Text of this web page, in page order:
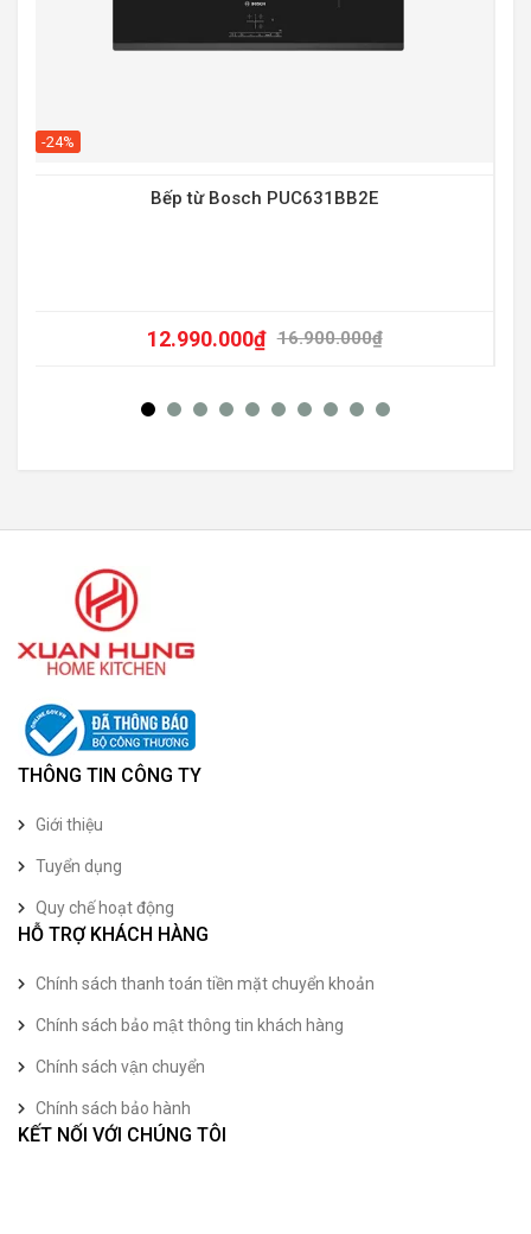
-24%
Bếp từ Bosch PUC631BB2E
16.900.000₫
12.990.000₫
THÔNG TIN CÔNG TY
Giới thiệu
Tuyển dụng
Quy chế hoạt động
HỖ TRỢ KHÁCH HÀNG
Chính sách thanh toán tiền mặt chuyển khoản
Chính sách bảo mật thông tin khách hàng
Chính sách vận chuyển
Chính sách bảo hành
KẾT NỐI VỚI CHÚNG TÔI